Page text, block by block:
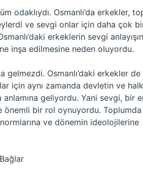
odaklıydı. Osmanlı’da erkekler,
ve sevgi onlar için daha çok
erkeklerin sevgi
inşa edilmesine neden oluyordu.
gelmezdi. Osmanlı’daki erkekler
için aynı zamanda devletin ve
anlamına geliyordu. Yani sevgi, bir
bir rol oynuyordu.
ve dönemin ideolojilerine